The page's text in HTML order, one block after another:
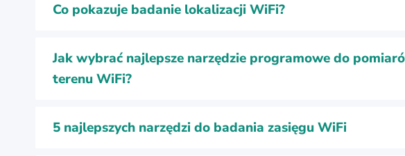
Co pokazuje badanie lokalizacji WiFi?
Jak wybrać najlepsze narzędzie programowe do
terenu WiFi?
5 najlepszych narzędzi do badania zasięgu WiFi